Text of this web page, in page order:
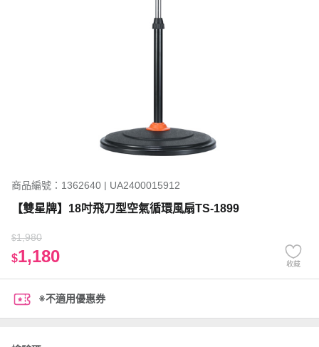
商品編號：1362640 | UA2400015912
【雙星牌】18吋飛刀型空氣循環風扇TS-1899
$1,980
$1,180 收藏
※不適用優惠券